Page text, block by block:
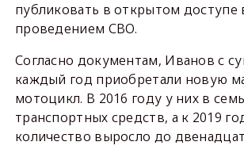
публиковать в открытом доступе
проведением СВО.
Согласно документам, Иванов с
каждый год приобретали новую
мотоцикл. В 2016 году у них в
транспортных средств, а к 2019
количество выросло до